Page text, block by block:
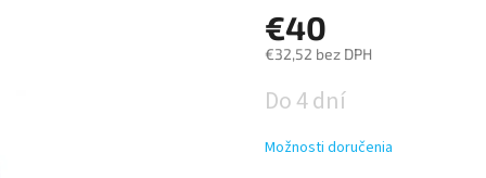
€40
€32,52 bez DPH
cena:
Do 4 dní
Možnosti doručenia